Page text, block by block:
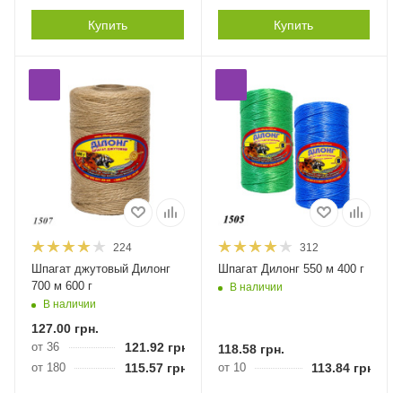
Купить Купить
224
Шпагат джутовый Дилонг
700 м 600 г
В наличии
127.00 грн.
от 36 121.92 грн.
от 180 115.57 грн.
312
Шпагат Дилонг 550 м 400 г
В наличии
118.58грн.
от 10 113.84грн.